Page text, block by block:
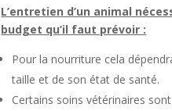
L’entretien d’un animal
budget qu’il faut prévoir :
Pour la nourriture cela
taille et de son état de santé.
Certains soins vétérinaires